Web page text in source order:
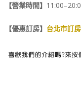
【營業時間】
【優惠訂房】 台北市訂